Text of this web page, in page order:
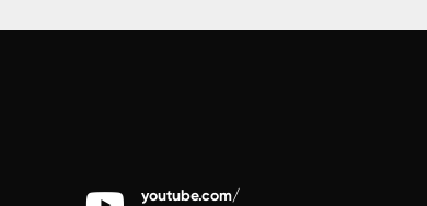
youtube.com/